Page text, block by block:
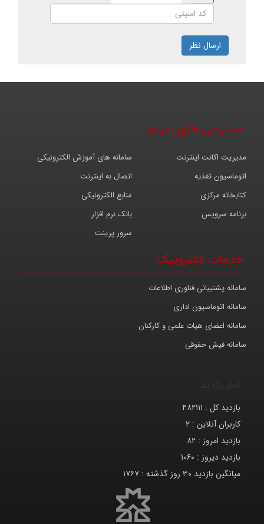
ارسال نظر
دسترسی های سریع
سامانه های آموزش الکترونیکی
مدیریت اکانت اینترنت
اتصال به اینترنت
اتوماسیون تغذیه
منابع الکترونیکی
کتابخانه مرکزی
بانک نرم افزار
برنامه سرویس
سرور پرینت
خدمات الکترونیک
سامانه پشتیبانی فناوری اطلاعات
سامانه اتوماسیون اداری
سامانه اعضای هیات علمی و کارکنان
سامانه فیش حقوقی
بازدید کل : ۴۸۲۱۱۱
کاربران آنلاین : ۲
بازدید امروز : ۸۲
بازدید دیروز : ۱۰۶۰
میانگین بازدید ۳۰ روز گذشته :
۱۷۶۷